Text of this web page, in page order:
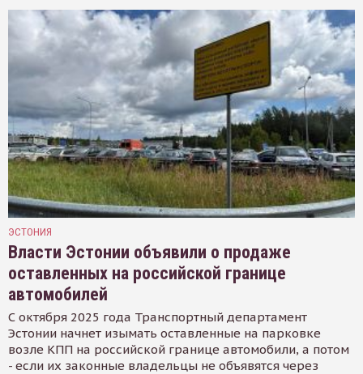
ЭСТОНИЯ
Власти Эстонии объявили о продаже
оставленных на российской границе
автомобилей
С октября 2025 года Транспортный департамент
Эстонии начнет изымать оставленные на парковке
возле КПП на российской границе автомобили, а потом
- если их законные владельцы не объявятся через